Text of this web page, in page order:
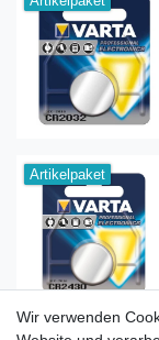
Artikelpaket
Wir verwenden